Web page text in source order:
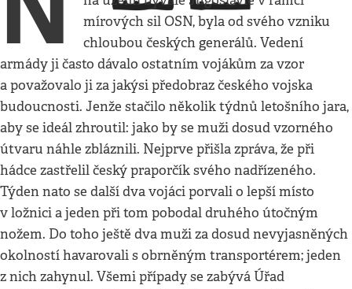
mírových sil OSN, byla od svého vzniku
chloubou českých generálů. Vedení
armády ji často dávalo ostatním vojákům za vzor
a považovalo ji za jakýsi předobraz českého vojska
budoucnosti. Jenže stačilo několik týdnů letošního jara,
aby se ideál zhroutil: jako by se muži dosud vzorného
útvaru náhle zbláznili. Nejprve přišla zpráva, že při
hádce zastřelil český praporčík svého nadřízeného.
Týden nato se další dva vojáci porvali o lepší místo
v ložnici a jeden při tom pobodal druhého útočným
nožem. Do toho ještě dva muži za dosud nevyjasněných
okolností havarovali s obrněným transportérem; jeden
z nich zahynul. Všemi případy se zabývá Úřad